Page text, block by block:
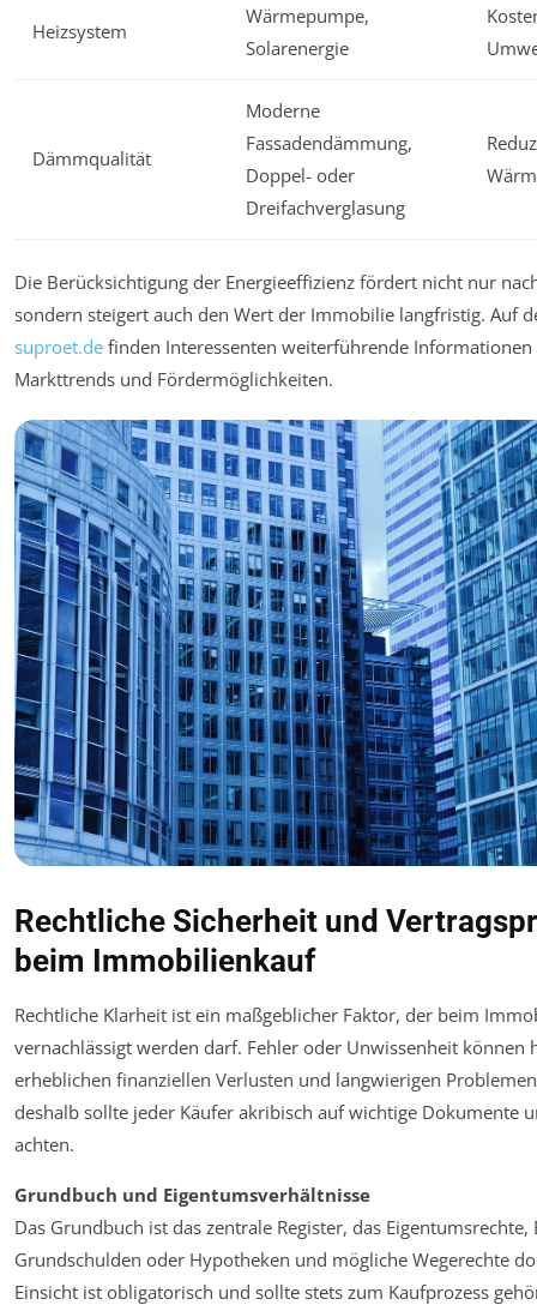
Heizsystem
Wärmepumpe,
Solarenergie
Dämmqualität
Moderne
Fassadendämmung,
Doppel- oder
Dreifachverglasung
Die Berücksichtigung der Energieeffizienz fördert nicht nur
sondern steigert auch den Wert der Immobilie langfristig. Auf
suproet.de finden Interessenten weiterführende Informationen
Markttrends und Fördermöglichkeiten.
Rechtliche Sicherheit und
beim Immobilienkauf
Rechtliche Klarheit ist ein maßgeblicher Faktor, der beim
vernachlässigt werden darf. Fehler oder Unwissenheit können
erheblichen finanziellen Verlusten und langwierigen
deshalb sollte jeder Käufer akribisch auf wichtige Dokumente
achten.
Grundbuch und Eigentumsverhältnisse
Das Grundbuch ist das zentrale Register, das
Grundschulden oder Hypotheken und mögliche Wegerechte
Einsicht ist obligatorisch und sollte stets zum Kaufprozess